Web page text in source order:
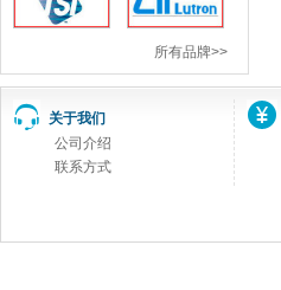
所有品牌>>
关于我们
公司介绍
联系方式